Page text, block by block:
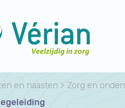
en naasten > Zorg en